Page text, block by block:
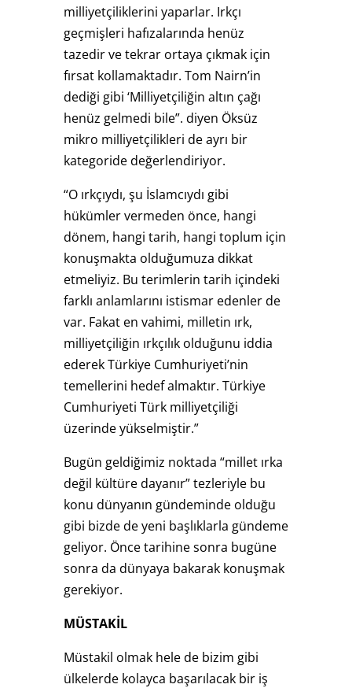
milliyetçiliklerini yaparlar. Irkçı
geçmişleri hafızalarında henüz
tazedir ve tekrar ortaya çıkmak için
fırsat kollamaktadır. Tom Nairn’in
dediği gibi ‘Milliyetçiliğin altın çağı
henüz gelmedi bile”. diyen Öksüz
mikro milliyetçilikleri de ayrı bir
kategoride değerlendiriyor.
“O ırkçıydı, şu İslamcıydı gibi
hükümler vermeden önce, hangi
dönem, hangi tarih, hangi toplum için
konuşmakta olduğumuza dikkat
etmeliyiz. Bu terimlerin tarih içindeki
farklı anlamlarını istismar edenler de
var. Fakat en vahimi, milletin ırk,
milliyetçiliğin ırkçılık olduğunu iddia
ederek Türkiye Cumhuriyeti’nin
temellerini hedef almaktır. Türkiye
Cumhuriyeti Türk milliyetçiliği
üzerinde yükselmiştir.”
Bugün geldiğimiz noktada “millet ırka
değil kültüre dayanır” tezleriyle bu
konu dünyanın gündeminde olduğu
gibi bizde de yeni başlıklarla gündeme
geliyor. Önce tarihine sonra bugüne
sonra da dünyaya bakarak konuşmak
gerekiyor.
MÜSTAKİL
Müstakil olmak hele de bizim gibi
ülkelerde kolayca başarılacak bir iş